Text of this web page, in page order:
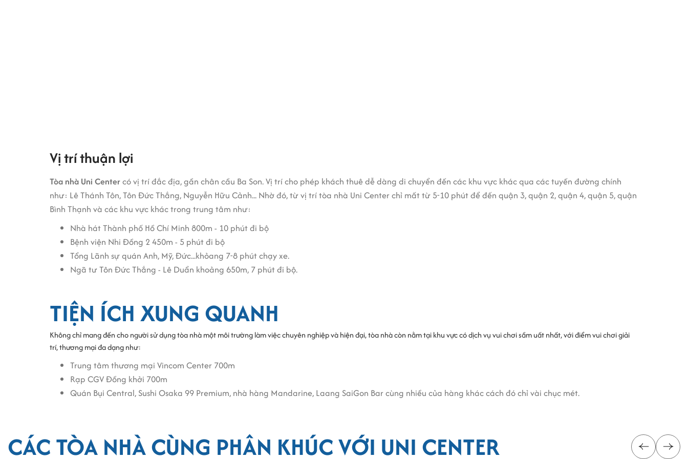
Vị trí thuận lợi
Tòa nhà Uni Centercó vị trí đắc địa, gần chân cầu Ba Son. Vị trí cho phép khách thuê dễ dàng di chuyển đến các khu vực khác qua các tuyến đường chính
như: Lê Thánh Tôn, Tôn Đức Thắng, Nguyễn Hữu Cảnh... Nhờ đó, từ vị trí tòa nhà Uni Center chỉ mất từ 5-10 phút để đến quận 3, quận 2, quận 4, quận 5, quận
Bình Thạnh và các khu vực khác trong trung tâm như:
Nhà hát Thành phố Hồ Chí Minh 800m - 10 phút đi bộ
Bệnh viện Nhi Đồng 2 450m - 5 phút đi bộ
Tổng Lãnh sự quán Anh, Mỹ, Đức...khỏang 7-8 phút chạy xe.
Ngã tư Tôn Đức Thắng - Lê Duẩn khoảng 650m, 7 phút đi bộ.
TIỆN ÍCH XUNG QUANH
Không chỉ mang đến cho người sử dụng tòa nhà một môi trường làm việc chuyên nghiệp và hiện đại, tòa nhà còn nằm tại khu vực có dịch vụ vui chơi sầm uất nhất, với điểm vui chơi giải
trí, thương mại đa dạng như:
Trung tâm thương mại Vincom Center 700m
Rạp CGV Đồng khởi 700m
Quán Bụi Central, Sushi Osaka 99 Premium, nhà hàng Mandarine, Laang SaiGon Bar cùng nhiều của hàng khác cách đó chỉ vài chục mét.
CÁC TÒA NHÀ CÙNG PHÂN KHÚC VỚI UNI CENTER